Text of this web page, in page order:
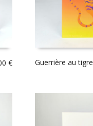
€ Guerrière au tigre